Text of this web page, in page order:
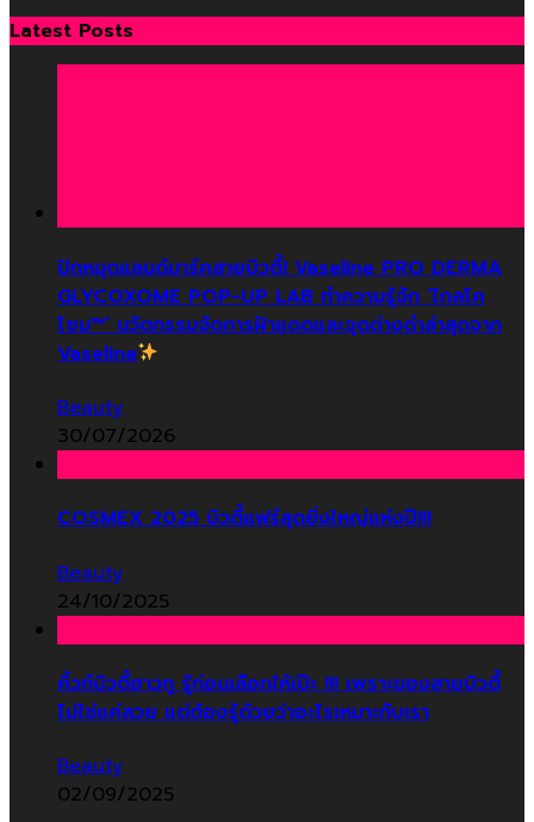
Latest Posts
ปักหมุดแลนด์มาร์คสายบิวตี้! Vaseline PRO DERMA
GLYCOXOME POP-UP LAB ทำความรู้จัก ‘ไกลโค
โซม™’ นวัตกรรมจัดการฝ้าแดดและจุดด่างดำล่าสุดจาก
Vaseline
Beauty
30/07/2026
COSMEX 2025 บิวตี้แฟร์สุดยิ่งใหญ่แห่งปี!!!
Beauty
24/10/2025
คิ้วท์บิวตี้ฮาวทู รู้ก่อนเลือกให้เป๊ะ !!! เพราะของสายบิวตี้
ไม่ใช่แค่สวย แต่ต้องรู้ด้วยว่าอะไรเหมาะกับเรา
Beauty
02/09/2025